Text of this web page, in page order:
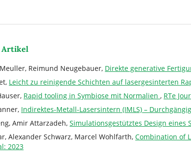
Artikel
Reimund Neugebauer, Direkte generative
Leicht zu reinigende Schichten auf lasergesinterten
Rapid tooling in Symbiose mit Normalien, RTe
Indirektes-Metall-Lasersintern (IMLS) –
Amir Attarzadeh,Simulationsgestütztes Design
Alexander Schwarz, Marcel Wohlfarth,Combination of
2023